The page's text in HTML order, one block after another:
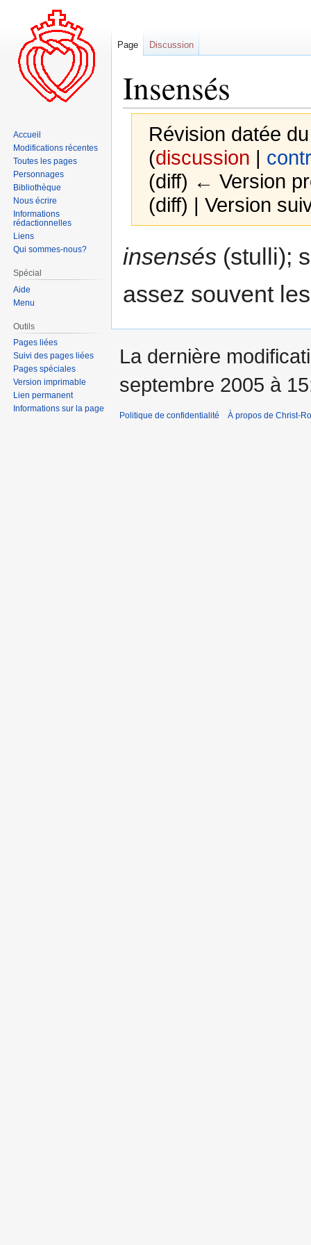
Insensés
Révision datée
(discussion |
(diff) ← Version
(diff) | Version
à
navigation
à
recherche
insensés (stulli);
assez souvent
Page Discussion
Accueil
Modifications récentes
Toutes les pages
Personnages
Bibliothèque
Nous écrire
Informations
rédactionnelles
Liens
Qui sommes-nous?
Spécial
Aide
Menu
Outils
Pages liées
Suivi des pages liées
Pages spéciales
Version imprimable
Lien permanent
Informations sur la page
La dernière
septembre 2005 à
Politique de confidentialité À propos de Christ-